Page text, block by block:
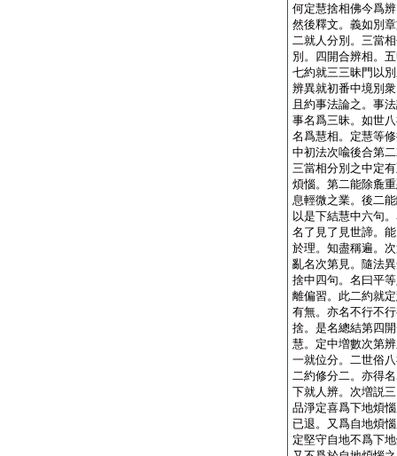
何定慧捨相佛今爲
然後釋文。義如別
二就人分別。三當
別。四開合辨相。
七約就三三昧門以
辨異就初番中境別
且約事法論之。事
事名爲三昧。如世
名爲慧相。定慧等
中初法次喩後合第
三當相分別之中定
煩惱。第二能除麁
息輕微之業。後二
以是下結慧中六句
名了見了見世諦。
於理。知盡稱遍。
亂名次第見。隨法
捨中四句。名曰平
離偏習。此二約就
有無。亦名不行不
捨。是名總結第四
慧。定中増數次第
一就位分。二世俗
二約修分二。亦得
下就人辨。次増説
品淨定喜爲下地煩
已退。又爲自地煩
定堅守自地不爲下